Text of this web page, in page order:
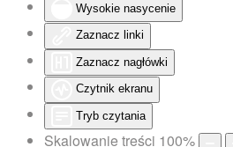
Wysokie nasycenie
Zaznacz linki
Zaznacz nagłówki
Czytnik ekranu
Tryb czytania
Skalowanie treści 100%